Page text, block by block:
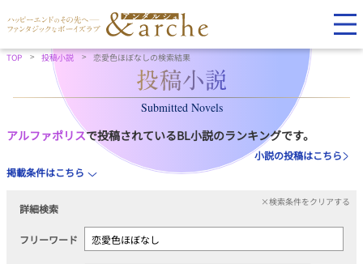
TOP 投稿小説 恋愛色ほぼなしの検索結果
Submitted Novels
アルファポリスで投稿されているBL小説のランキングです。
小説の投稿はこちら
掲載条件はこちら
詳細検索
×検索条件をクリアする
フリーワード